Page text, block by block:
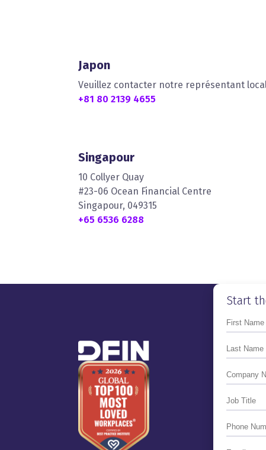
Japon
Veuillez contacter notre représentant
+81 80 2139 4655
Singapour
10 Collyer Quay
#23-06 Ocean Financial Centre
Singapour, 049315
+65 6536 6288
Start